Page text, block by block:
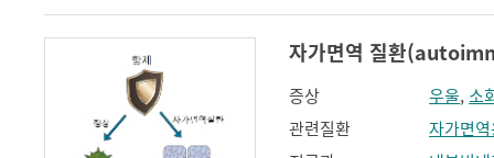
자가면역 질환
증상 우울,소
관련질환
자가면